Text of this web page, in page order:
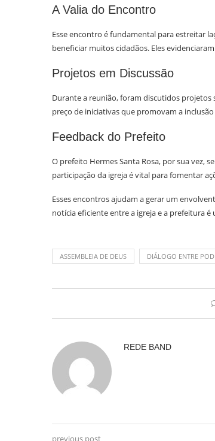
A Valia do Encontro
Esse encontro é fundamental para estreitar
beneficiar muitos cidadãos. Eles
Projetos em Discussão
Durante a reunião, foram discutidos projetos
preço de iniciativas que promovam a
Feedback do Prefeito
O prefeito Hermes Santa Rosa, por sua vez,
participação da igreja é vital para fomentar
Esses encontros ajudam a gerar um
notícia eficiente entre a igreja e a prefeitura
ASSEMBLEIA DE DEUS DIÁLOGO ENTRE
REDE BAND
previous post